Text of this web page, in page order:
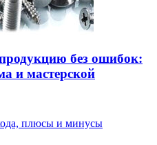
без ошибок:
и мастерской